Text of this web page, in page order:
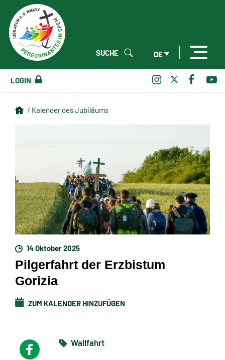
DE
SUCHE
LOGIN
/ Kalender des Jubiläums
14 Oktober 2025
Pilgerfahrt der Erzbistum
Gorizia
ZUM KALENDER HINZUFÜGEN
Wallfahrt